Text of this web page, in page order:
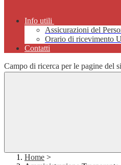
Info utili
Assicurazioni del
Orario di ricevimento
Contatti
Campo di ricerca per le pagine del
Home >